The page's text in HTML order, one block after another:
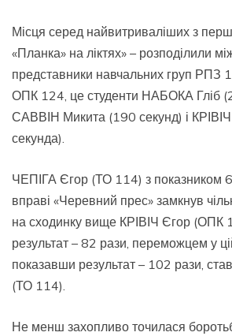
Місця серед найвитриваліших з
«Планка» на ліктях» – розподілили
представники навчальних груп РПЗ
ОПК 124, це студенти НАБОКА Гліб
САВВІН Микита (190 секунд) і
секунда).
ЧЕПІГА Єгор (ТО 114) з показником
вправі «Черевний прес» замкнув
на сходинку вище КРІВІЧ Єгор (ОПК
результат – 82 рази, переможцем у
показавши результат – 102 рази,
(ТО 114).
Не менш захопливо точилася